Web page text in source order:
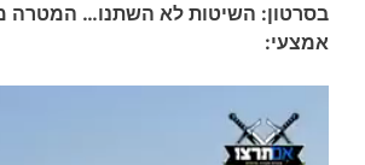
בסרטון: השיטות לא השתנו… המטרה
אמצעי: